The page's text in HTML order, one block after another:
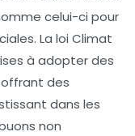
celui-ci pour
La loi Climat
à adopter des
des
dans les
non